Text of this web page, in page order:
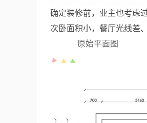
确定装修前，业主也考虑
次卧面积小，餐厅光线差
原始平面图